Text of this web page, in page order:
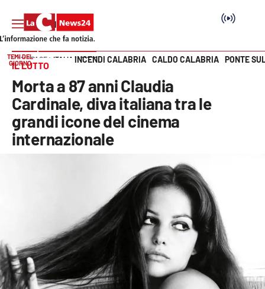
SEZIONI
Cronaca
Politica
Economia e lavoro
Italia Mondo
Sanità
Vai
TEMI DEL
GIORNO
INCENDI CALABRIA CALDO CALABRIA PONTE
HOME PAGE ITALIA MONDO
IL LUTTO
Morta a 87 anni Claudia
Cardinale, diva italiana tra le
grandi icone del cinema
internazionale